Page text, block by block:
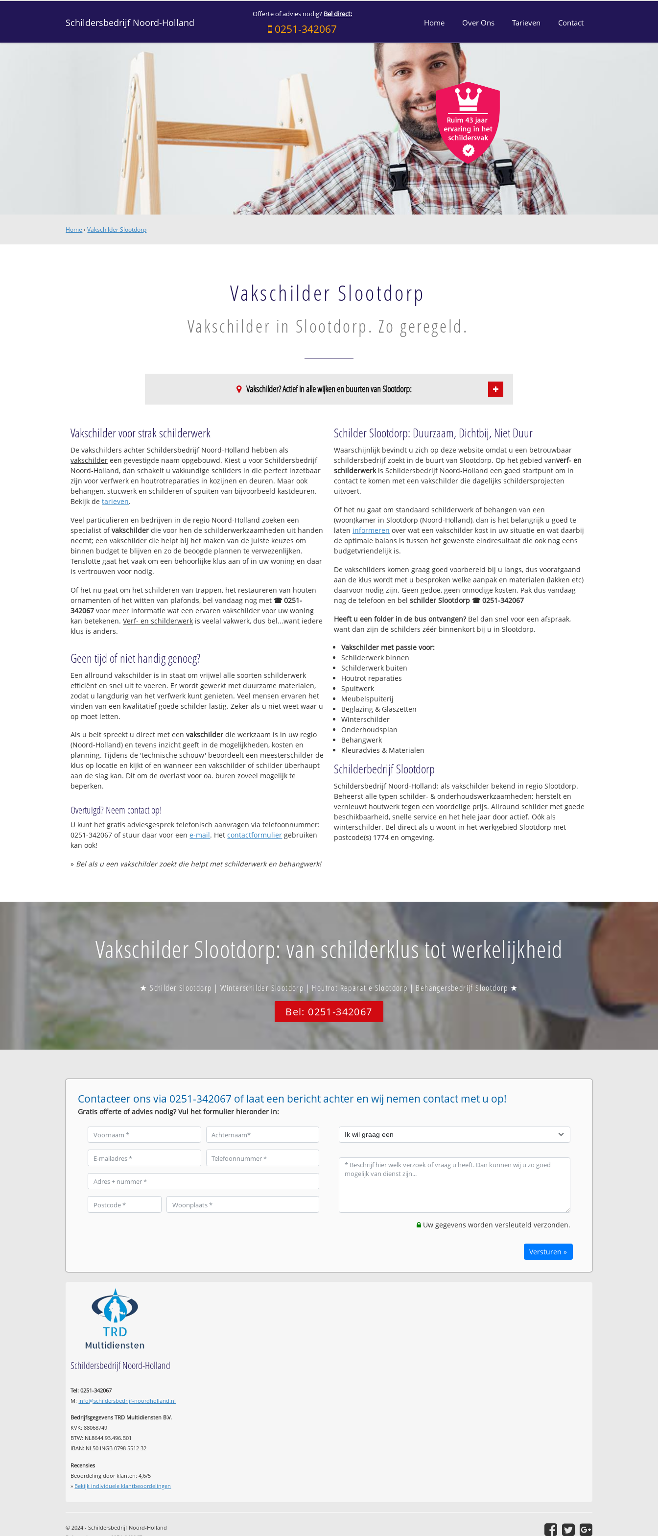
Schildersbedrijf Noord-Holland
Offerte of advies nodig? Bel direct:
0251-342067 Home Over Ons Tarieven Contact
Home ›Vakschilder Slootdorp
Vakschilder Slootdorp
Vakschilder in Slootdorp. Zo geregeld.
Vakschilder? Actief in alle wijken en buurten van Slootdorp:
Schepenwijk, Waddenwijk en
Oosterterp
Middenmeer
Slootdorp
Kreileroord
Vakschilder voor strak schilderwerk
De vakschilders achter Schildersbedrijf Noord-Holland hebben als
vakschilder een gevestigde naam opgebouwd. Kiest u voor Schildersbedrijf
Noord-Holland, dan schakelt u vakkundige schilders in die perfect inzetbaar
zijn voor verfwerk en houtrotreparaties in kozijnen en deuren. Maar ook
behangen, stucwerk en schilderen of spuiten van bijvoorbeeld kastdeuren.
Bekijk detarieven.
Veel particulieren en bedrijven in de regio Noord-Holland zoeken een
specialist ofvakschilder die voor hen de schilderwerkzaamheden uit handen
neemt; een vakschilder die helpt bij het maken van de juiste keuzes om
binnen budget te blijven en zo de beoogde plannen te verwezenlijken.
Tenslotte gaat het vaak om een behoorlijke klus aan of in uw woning en daar
is vertrouwen voor nodig.
Of het nu gaat om het schilderen van trappen, het restaureren van houten
ornamenten of het witten van plafonds, bel vandaag nog met ☎ 0251-
342067 voor meer informatie wat een ervaren vakschilder voor uw woning
kan betekenen.Verf- en schilderwerk is veelal vakwerk, dus bel...want iedere
klus is anders.
Geen tijd of niet handig genoeg?
Een allround vakschilder is in staat om vrijwel alle soorten schilderwerk
efficiënt en snel uit te voeren. Er wordt gewerkt met duurzame materialen,
zodat u langdurig van het verfwerk kunt genieten. Veel mensen ervaren het
vinden van een kwalitatief goede schilder lastig. Zeker als u niet weet waar u
op moet letten.
Als u belt spreekt u direct met eenvakschilder die werkzaam is in uw regio
(Noord-Holland) en tevens inzicht geeft in de mogelijkheden, kosten en
planning. Tijdens de 'technische schouw' beoordeelt een meesterschilder de
klus op locatie en kijkt of en wanneer een vakschilder of schilder überhaupt
aan de slag kan. Dit om de overlast voor oa. buren zoveel mogelijk te
beperken.
Overtuigd? Neem contact op!
U kunt hetgratis adviesgesprek telefonisch aanvragen via telefoonnummer:
0251-342067 of stuur daar voor eene-mail. Hetcontactformulier gebruiken
kan ook!
» Bel als u een vakschilder zoekt die helpt met schilderwerk en behangwerk!
Schilder Slootdorp: Duurzaam, Dichtbij, Niet Duur
Waarschijnlijk bevindt u zich op deze website omdat u een betrouwbaar
schildersbedrijf zoekt in de buurt van Slootdorp. Op het gebied vanverf- en
schilderwerkis Schildersbedrijf Noord-Holland een goed startpunt om in
contact te komen met een vakschilder die dagelijks schildersprojecten
uitvoert.
Of het nu gaat om standaard schilderwerk of behangen van een
(woon)kamer in Slootdorp (Noord-Holland), dan is het belangrijk u goed te
laten informeren over wat een vakschilder kost in uw situatie en wat daarbij
de optimale balans is tussen het gewenste eindresultaat die ook nog eens
budgetvriendelijk is.
De vakschilders komen graag goed voorbereid bij u langs, dus voorafgaand
aan de klus wordt met u besproken welke aanpak en materialen (lakken etc)
daarvoor nodig zijn. Geen gedoe, geen onnodige kosten. Pak dus vandaag
nog de telefoon en bel schilder Slootdorp ☎ 0251-342067
Heeft u een folder in de bus ontvangen?Bel dan snel voor een afspraak,
want dan zijn de schilders zéér binnenkort bij u in Slootdorp.
Vakschilder met passie voor:
Schilderwerk binnen
Schilderwerk buiten
Houtrot reparaties
Spuitwerk
Meubelspuiterij
Beglazing & Glaszetten
Winterschilder
Onderhoudsplan
Behangwerk
Kleuradvies & Materialen
Schilderbedrijf Slootdorp
Schildersbedrijf Noord-Holland: als vakschilder bekend in regio Slootdorp.
Beheerst alle typen schilder- & onderhoudswerkzaamheden; herstelt en
vernieuwt houtwerk tegen een voordelige prijs. Allround schilder met goede
beschikbaarheid, snelle service en het hele jaar door actief. Oók als
winterschilder. Bel direct als u woont in het werkgebied Slootdorp met
postcode(s) 1774 en omgeving.
Vakschilder Slootdorp: van schilderklus tot werkelijkheid
★ Schilder Slootdorp | Winterschilder Slootdorp | Houtrot Reparatie Slootdorp | Behangersbedrijf Slootdorp ★
Bel: 0251-342067
Contacteer ons via 0251-342067 of laat een bericht achter en wij nemen contact met u op!
Gratis offerte of advies nodig? Vul het formulier hieronder in:
Uw gegevens worden versleuteld verzonden.
Versturen »
Schildersbedrijf Noord-Holland
Tel: 0251-342067
M: info@schildersbedrijf-noordholland.nl
Bedrijfsgegevens TRD Multidiensten B.V.
KVK: 88068749
BTW: NL8644.93.496.B01
IBAN: NL50 INGB 0798 5512 32
Recensies
Beoordeling door klanten:4,6/5
» Bekijk individuele klantbeoordelingen
© 2024 - Schildersbedrijf Noord-Holland